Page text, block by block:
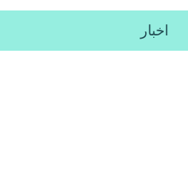
اخبار